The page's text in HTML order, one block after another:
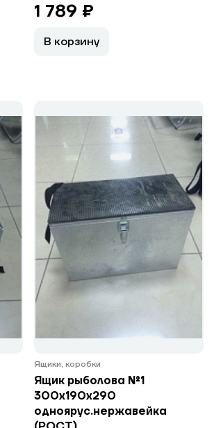
1 789 ₽
В корзину
Ящики, коробки
Ящик рыболова №1
300x190x290
одноярус.нержавейка